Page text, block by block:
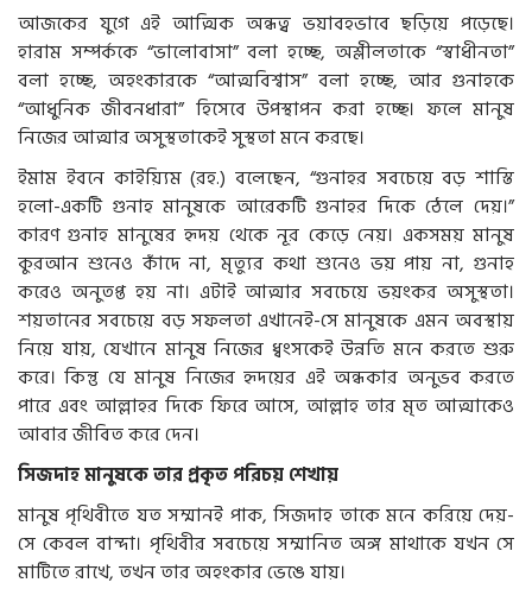
আজকের যুগে এই আত্মিক অন্ধত্ব ভয়াবহভাবে ছড়িয়ে পড়েছে।
হারাম সম্পর্ককে “ভালোবাসা” বলা হচ্ছে, অশ্লীলতাকে “স্বাধীনতা”
বলা হচ্ছে, অহংকারকে “আত্মবিশ্বাস” বলা হচ্ছে, আর গুনাহকে
“আধুনিক জীবনধারা” হিসেবে উপস্থাপন করা হচ্ছে। ফলে মানুষ
নিজের আত্মার অসুস্থতাকেই সুস্থতা মনে করছে।
ইমাম ইবনে কাইয়্যিম (রহ.) বলেছেন, “গুনাহর সবচেয়ে বড় শাস্তি
হলো-একটি গুনাহ মানুষকে আরেকটি গুনাহর দিকে ঠেলে দেয়।”
কারণ গুনাহ মানুষের হৃদয় থেকে নূর কেড়ে নেয়। একসময় মানুষ
কুরআন শুনেও কাঁদে না, মৃত্যুর কথা শুনেও ভয় পায় না, গুনাহ
করেও অনুতপ্ত হয় না। এটাই আত্মার সবচেয়ে ভয়ংকর অসুস্থতা।
শয়তানের সবচেয়ে বড় সফলতা এখানেই-সে মানুষকে এমন অবস্থায়
নিয়ে যায়, যেখানে মানুষ নিজের ধ্বংসকেই উন্নতি মনে করতে শুরু
করে। কিন্তু যে মানুষ নিজের হৃদয়ের এই অন্ধকার অনুভব করতে
পারে এবং আল্লাহর দিকে ফিরে আসে, আল্লাহ তার মৃত আত্মাকেও
আবার জীবিত করে দেন।
সিজদাহ মানুষকে তার প্রকৃত পরিচয় শেখায়
মানুষ পৃথিবীতে যত সম্মানই পাক, সিজদাহ তাকে মনে করিয়ে দেয়-
সে কেবল বান্দা। পৃথিবীর সবচেয়ে সম্মানিত অঙ্গ মাথাকে যখন সে
মাটিতে রাখে, তখন তার অহংকার ভেঙে যায়।